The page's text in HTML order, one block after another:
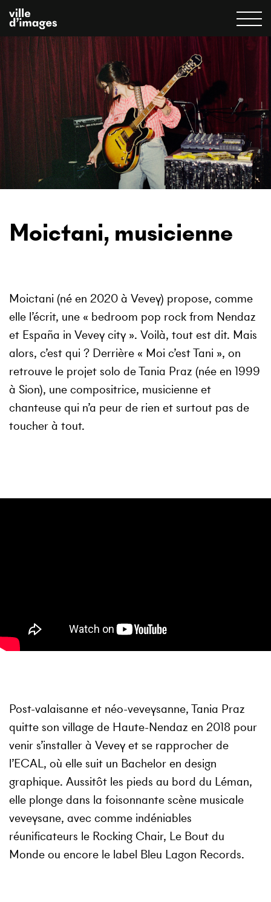
Moictani, musicienne
Moictani (né en 2020 à Vevey) propose, comme
elle l’écrit, une « bedroom pop rock from Nendaz
et España in Vevey city ». Voilà, tout est dit. Mais
alors, c’est qui ? Derrière « Moi c’est Tani », on
retrouve le projet solo de Tania Praz (née en 1999
à Sion), une compositrice, musicienne et
chanteuse qui n’a peur de rien et surtout pas de
toucher à tout.
Post-valaisanne et néo-veveysanne, Tania Praz
quitte son village de Haute-Nendaz en 2018 pour
venir s’installer à Vevey et se rapprocher de
l’ECAL, où elle suit un Bachelor en design
graphique. Aussitôt les pieds au bord du Léman,
elle plonge dans la foisonnante scène musicale
veveysane, avec comme indéniables
réunificateurs le Rocking Chair, Le Bout du
Mondeou encore le label Bleu Lagon Records.